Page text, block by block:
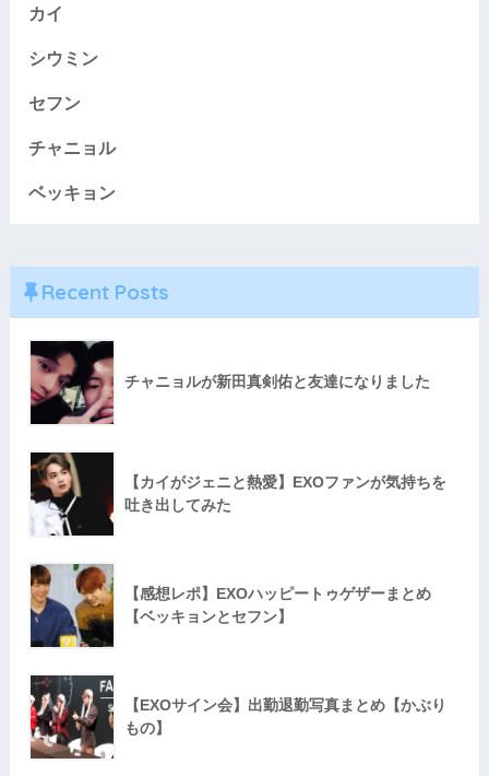
カイ
シウミン
セフン
チャニョル
ベッキョン
Recent Posts
チャニョルが新田真剣佑と友達になりました
【カイがジェニと熱愛】EXOファンが気持ちを
吐き出してみた
【感想レポ】EXOハッピートゥゲザーまとめ
【ベッキョンとセフン】
【EXOサイン会】出勤退勤写真まとめ【かぶり
もの】